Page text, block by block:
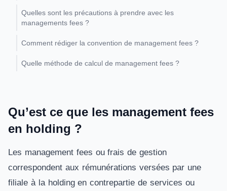
Quelles sont les précautions à prendre avec les
managements fees ?
Comment rédiger la convention de management fees ?
Quelle méthode de calcul de management fees ?
Qu’est ce que les management fees
en holding ?
Les management fees ou frais de gestion
correspondent aux rémunérations versées par une
filiale à la holding en contrepartie de services ou